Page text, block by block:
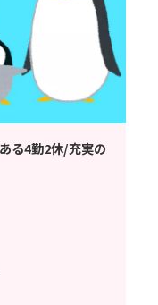
る4勤2休/充実の